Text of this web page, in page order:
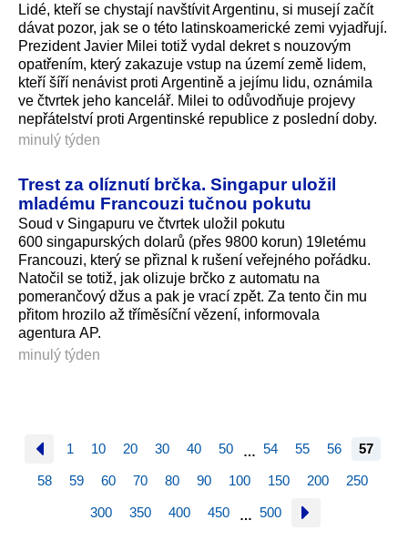
Lidé, kteří se chystají navštívit Argentinu, si musejí začít
dávat pozor, jak se o této latinskoamerické zemi vyjadřují.
Prezident Javier Milei totiž vydal dekret s nouzovým
opatřením, který zakazuje vstup na území země lidem,
kteří šíří nenávist proti Argentině a jejímu lidu, oznámila
ve čtvrtek jeho kancelář. Milei to odůvodňuje projevy
nepřátelství proti Argentinské republice z poslední doby.
minulý týden
Trest za olíznutí brčka. Singapur uložil
mladému Francouzi tučnou pokutu
Soud v Singapuru ve čtvrtek uložil pokutu
600 singapurských dolarů (přes 9800 korun) 19letému
Francouzi, který se přiznal k rušení veřejného pořádku.
Natočil se totiž, jak olizuje brčko z automatu na
pomerančový džus a pak je vrací zpět. Za tento čin mu
přitom hrozilo až tříměsíční vězení, informovala
agentura AP.
minulý týden
1 10 20 30 40 50 … 54 55 56 57
58 59 60 70 80 90 100 150 200 250
300 350 400 450 … 500